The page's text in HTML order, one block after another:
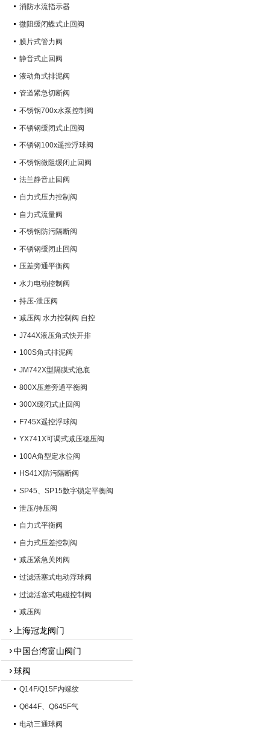
消防水流指示器
微阻缓闭蝶式止回阀
膜片式管力阀
静音式止回阀
液动角式排泥阀
管道紧急切断阀
不锈钢700x水泵控制阀
不锈钢缓闭式止回阀
不锈钢100x遥控浮球阀
不锈钢微阻缓闭止回阀
法兰静音止回阀
自力式压力控制阀
自力式流量阀
不锈钢防污隔断阀
不锈钢缓闭止回阀
压差旁通平衡阀
水力电动控制阀
持压-泄压阀
减压阀 水力控制阀 自控
J744X液压角式快开排
100S角式排泥阀
JM742X型隔膜式池底
800X压差旁通平衡阀
300X缓闭式止回阀
F745X遥控浮球阀
YX741X可调式减压稳压阀
100A角型定水位阀
HS41X防污隔断阀
SP45、SP15数字锁定平衡阀
泄压/持压阀
自力式平衡阀
自力式压差控制阀
减压紧急关闭阀
过滤活塞式电动浮球阀
过滤活塞式电磁控制阀
减压阀
上海冠龙阀门
中国台湾富山阀门
球阀
Q14F/Q15F内螺纹
Q644F、Q645F气
电动三通球阀